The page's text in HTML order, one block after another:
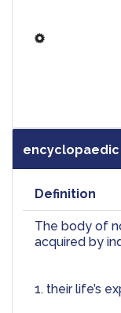
Definition
The body of
acquired by
1. their life’s